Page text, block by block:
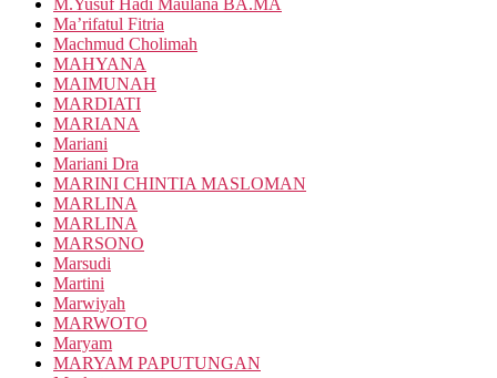
M.Yusuf Hadi Maulana BA.MA
Ma’rifatul Fitria
Machmud Cholimah
MAHYANA
MAIMUNAH
MARDIATI
MARIANA
Mariani
Mariani Dra
MARINI CHINTIA MASLOMAN
MARLINA
MARLINA
MARSONO
Marsudi
Martini
Marwiyah
MARWOTO
Maryam
MARYAM PAPUTUNGAN